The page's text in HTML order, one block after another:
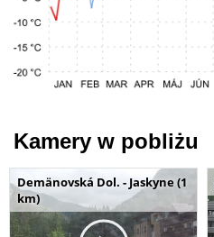
Kamery w pobliżu
Demänovská Dol. - Jaskyne (1
km)